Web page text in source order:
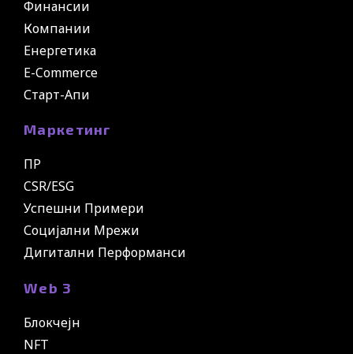
Финансии
Компании
Енергетика
E-Commerce
Старт-Апи
Маркетинг
ПР
CSR/ESG
Успешни Примери
Социјални Мрежи
Дигитални Перформанси
Web 3
Блокчејн
NFT